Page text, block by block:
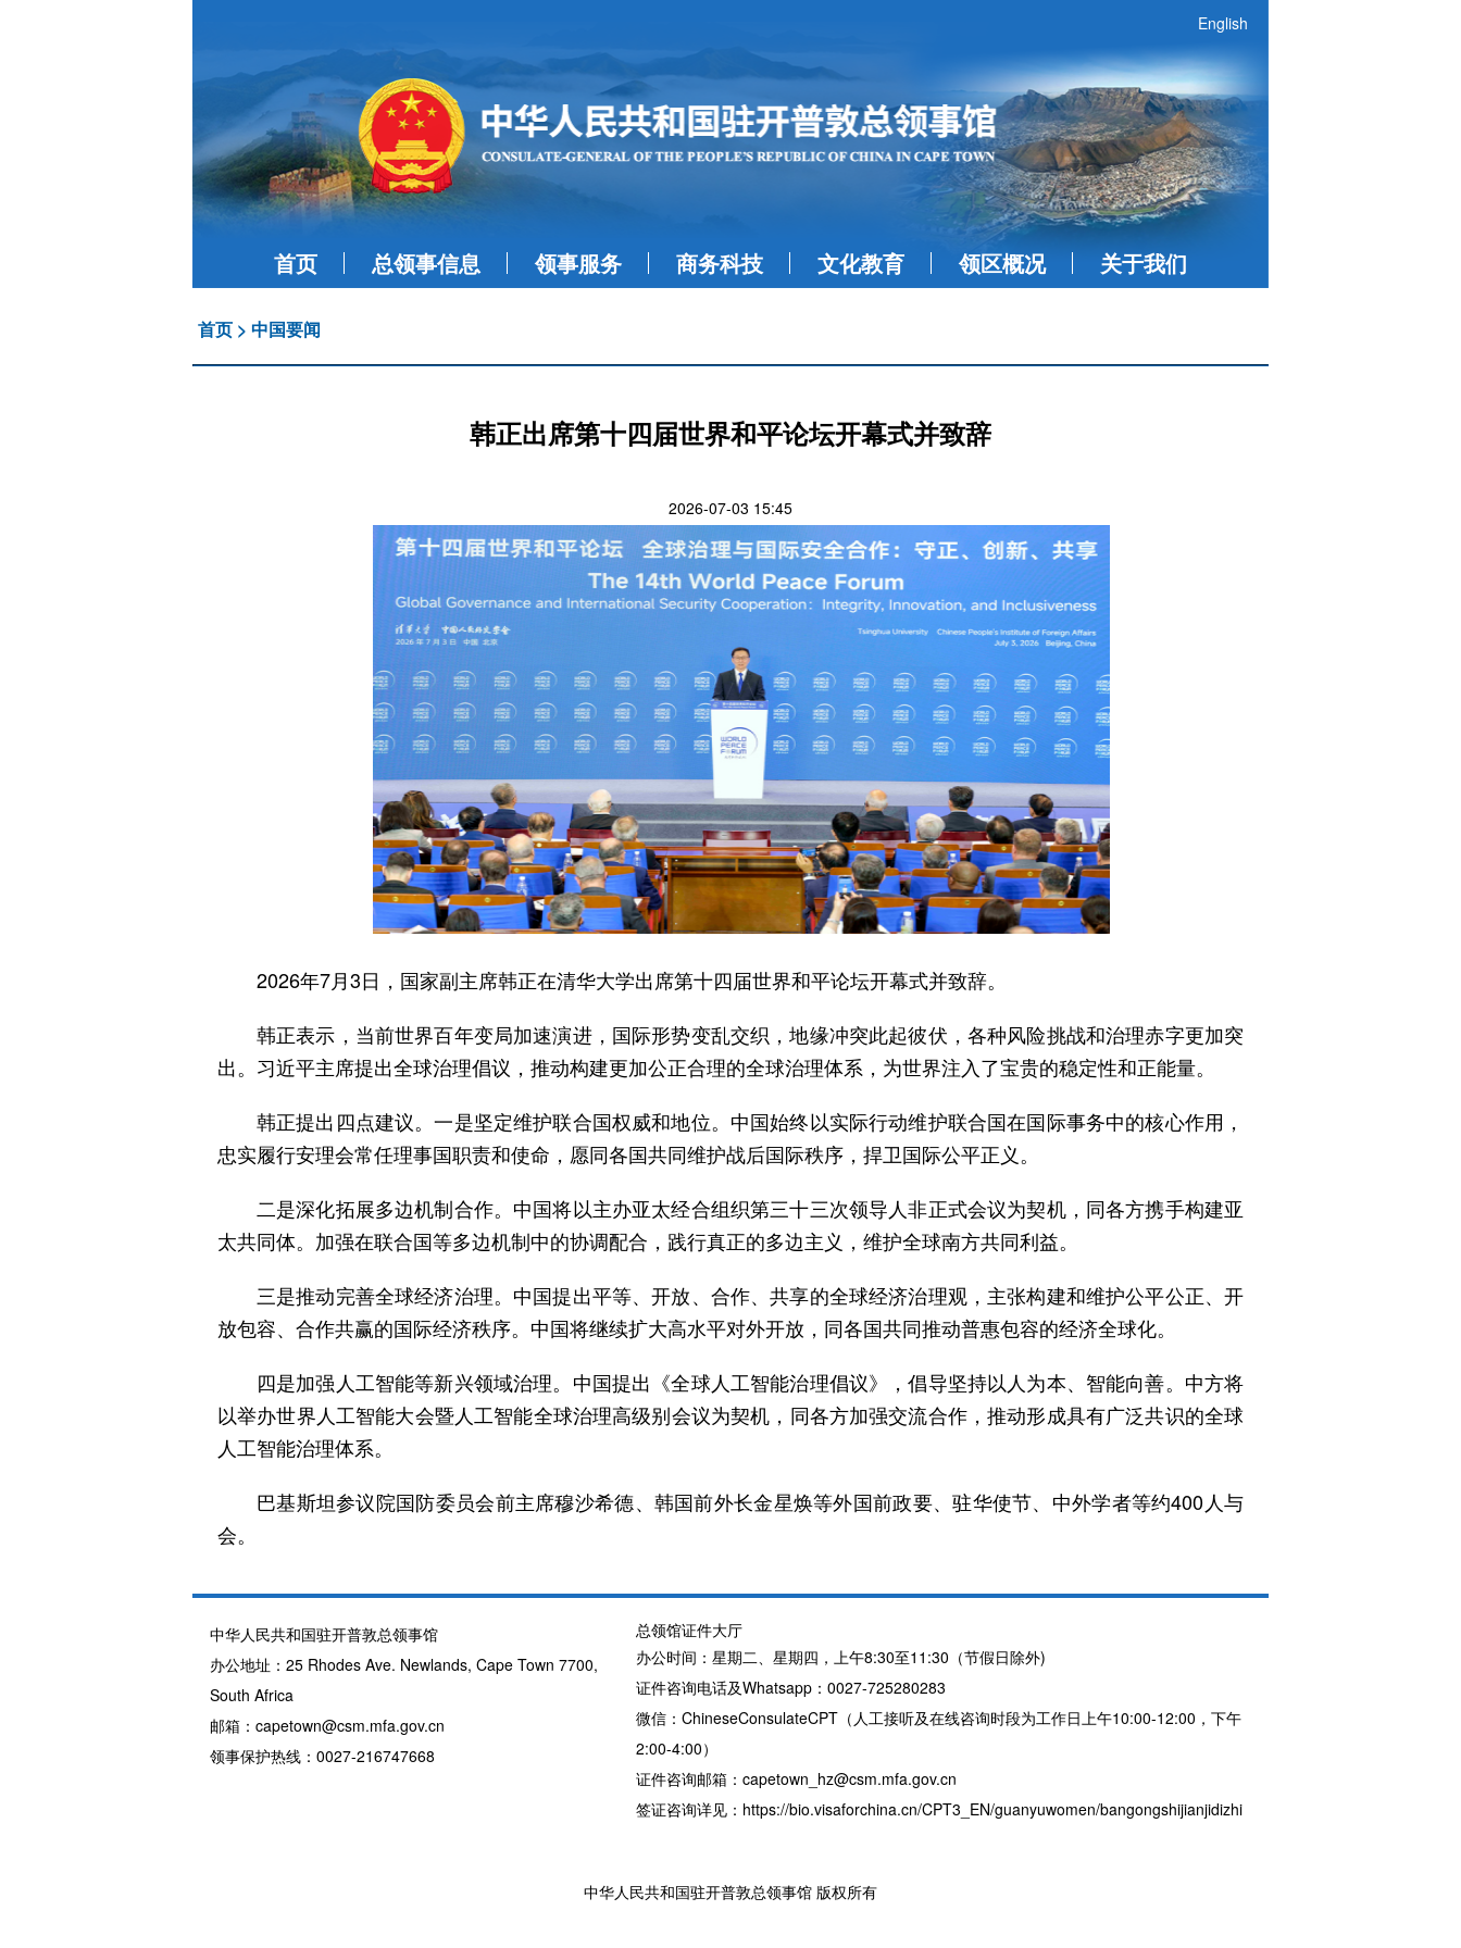
English
首页 总领事信息 领事服务 商务科技 文化教育 领区概况 关于我们
首页 > 中国要闻
韩正出席第十四届世界和平论坛开幕式并致辞
2026-07-03 15:45
2026年7月3日，国家副主席韩正在清华大学出席第十四届世界和平论坛开幕式并致辞。
韩正表示，当前世界百年变局加速演进，国际形势变乱交织，地缘冲突此起彼伏，各种风险挑战和治理赤字更加突
出。习近平主席提出全球治理倡议，推动构建更加公正合理的全球治理体系，为世界注入了宝贵的稳定性和正能量。
韩正提出四点建议。一是坚定维护联合国权威和地位。中国始终以实际行动维护联合国在国际事务中的核心作用，
忠实履行安理会常任理事国职责和使命，愿同各国共同维护战后国际秩序，捍卫国际公平正义。
二是深化拓展多边机制合作。中国将以主办亚太经合组织第三十三次领导人非正式会议为契机，同各方携手构建亚
太共同体。加强在联合国等多边机制中的协调配合，践行真正的多边主义，维护全球南方共同利益。
三是推动完善全球经济治理。中国提出平等、开放、合作、共享的全球经济治理观，主张构建和维护公平公正、开
放包容、合作共赢的国际经济秩序。中国将继续扩大高水平对外开放，同各国共同推动普惠包容的经济全球化。
四是加强人工智能等新兴领域治理。中国提出《全球人工智能治理倡议》，倡导坚持以人为本、智能向善。中方将
以举办世界人工智能大会暨人工智能全球治理高级别会议为契机，同各方加强交流合作，推动形成具有广泛共识的全球
人工智能治理体系。
巴基斯坦参议院国防委员会前主席穆沙希德、韩国前外长金星焕等外国前政要、驻华使节、中外学者等约400人与
会。
中华人民共和国驻开普敦总领事馆
办公地址：25 Rhodes Ave. Newlands, Cape Town 7700,
South Africa
邮箱：capetown@csm.mfa.gov.cn
领事保护热线：0027-216747668
总领馆证件大厅
办公时间：星期二、星期四，上午8:30至11:30（节假日除外)
证件咨询电话及Whatsapp：0027-725280283
微信：ChineseConsulateCPT（人工接听及在线咨询时段为工作日上午10:00-12:00，下午
2:00-4:00）
证件咨询邮箱：capetown_hz@csm.mfa.gov.cn
签证咨询详见：https://bio.visaforchina.cn/CPT3_EN/guanyuwomen/bangongshijianjidizhi
中华人民共和国驻开普敦总领事馆 版权所有